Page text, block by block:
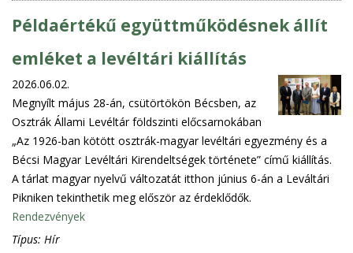
Példaértékű együttműködésnek állít
emléket a levéltári kiállítás
2026.06.02.
Megnyílt május 28-án, csütörtökön Bécsben, az
Osztrák Állami Levéltár földszinti előcsarnokában
„Az 1926-ban kötött osztrák-magyar levéltári egyezmény és a
Bécsi Magyar Levéltári Kirendeltségek története” című kiállítás.
A tárlat magyar nyelvű változatát itthon június 6-án a Leváltári
Pikniken tekinthetik meg először az érdeklődők.
Rendezvények
Típus: Hír